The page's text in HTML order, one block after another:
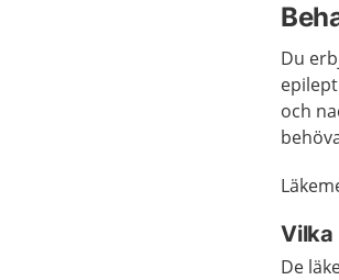
Du
och
Vilka
De